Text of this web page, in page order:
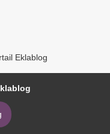
Eklablog